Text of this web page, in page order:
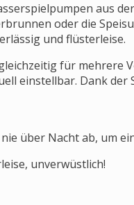
aus
oder die
und flüsterleise.
für mehrere
einstellbar. Dank
nie über Nacht ab, um
unverwüstlich!